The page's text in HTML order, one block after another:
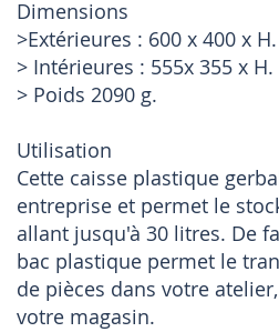
Dimensions
>Extérieures : 600 x 400 x
> Intérieures : 555x 355 x
> Poids 2090 g.
Utilisation
Cette caisse plastique
entreprise et permet le
allant jusqu'à 30 litres. De
bac plastique permet le
de pièces dans votre
votre magasin.